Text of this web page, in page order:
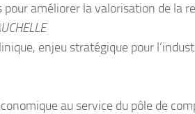
améliorer la valorisation de la
enjeu stratégique pour
au service du pôle de